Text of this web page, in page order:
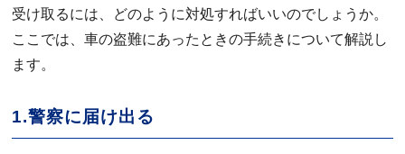
受け取るには、どのように対処すればいいのでしょうか。
ここでは、車の盗難にあったときの手続きについて解説し
ます。
1.警察に届け出る